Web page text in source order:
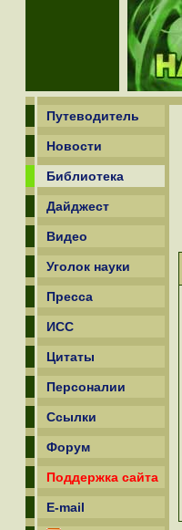
Путеводитель
Новости
Библиотека
Дайджест
Видео
Уголок науки
Пресса
ИСС
Цитаты
Персоналии
Ссылки
Форум
Поддержка сайта
E-mail